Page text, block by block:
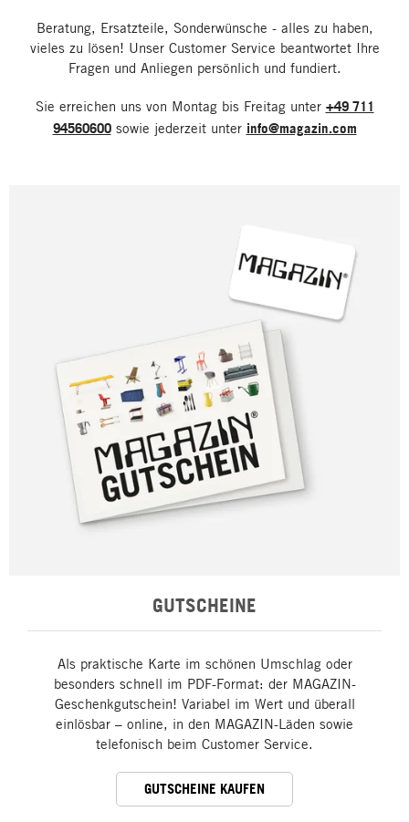
Beratung, Ersatzteile, Sonderwünsche - alles zu haben,
vieles zu lösen! Unser Customer Service beantwortet Ihre
Fragen und Anliegen persönlich und fundiert.
Sie erreichen uns von Montag bis Freitag unter +49 711
94560600sowie jederzeit unter info@magazin.com
GUTSCHEINE
Als praktische Karte im schönen Umschlag oder
besonders schnell im PDF-Format: der MAGAZIN-
Geschenkgutschein! Variabel im Wert und überall
einlösbar – online, in den MAGAZIN-Läden sowie
telefonisch beim Customer Service.
GUTSCHEINE KAUFEN